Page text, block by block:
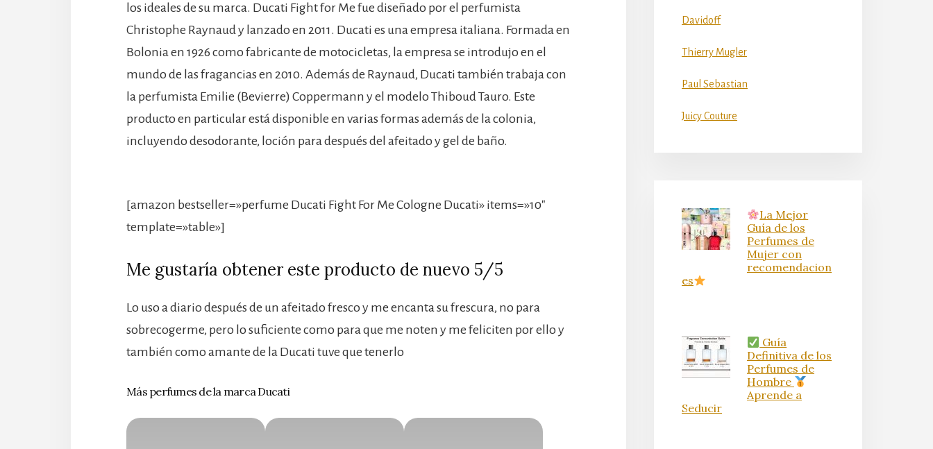
los ideales de su marca. Ducati Fight for Me fue diseñado por el perfumista
Christophe Raynaud y lanzado en 2011. Ducati es una empresa italiana. Formada en
Bolonia en 1926 como fabricante de motocicletas, la empresa se introdujo en el
mundo de las fragancias en 2010. Además de Raynaud, Ducati también trabaja con
la perfumista Emilie (Bevierre) Coppermann y el modelo Thiboud Tauro. Este
producto en particular está disponible en varias formas además de la colonia,
incluyendo desodorante, loción para después del afeitado y gel de baño.
[amazon bestseller=»perfume Ducati Fight For Me Cologne Ducati» items=»10″
template=»table»]
Me gustaría obtener este producto de nuevo 5/5
Lo uso a diario después de un afeitado fresco y me encanta su frescura, no para
sobrecogerme, pero lo suficiente como para que me noten y me feliciten por ello y
también como amante de la Ducati tuve que tenerlo
Más perfumes de la marca Ducati
Davidoff
Thierry Mugler
Paul Sebastian
Juicy Couture
La Mejor
Guía de los
Perfumes de
Mujer con
recomendacion
es
Guía
Definitiva de los
Perfumes de
Hombre
Aprende a
Seducir